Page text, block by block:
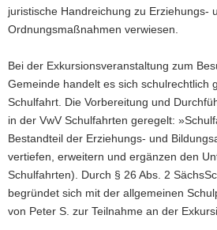
juristische Handreichung zu Erziehungs-
Ordnungsmaßnahmen verwiesen.
Bei der Exkursionsveranstaltung zum
Gemeinde handelt es sich schulrechtlich
Schulfahrt. Die Vorbereitung und
in der VwV Schulfahrten geregelt:
Bestandteil der Erziehungs- und
vertiefen, erweitern und ergänzen den
Schulfahrten). Durch § 26 Abs. 2
begründet sich mit der allgemeinen
von Peter S. zur Teilnahme an der